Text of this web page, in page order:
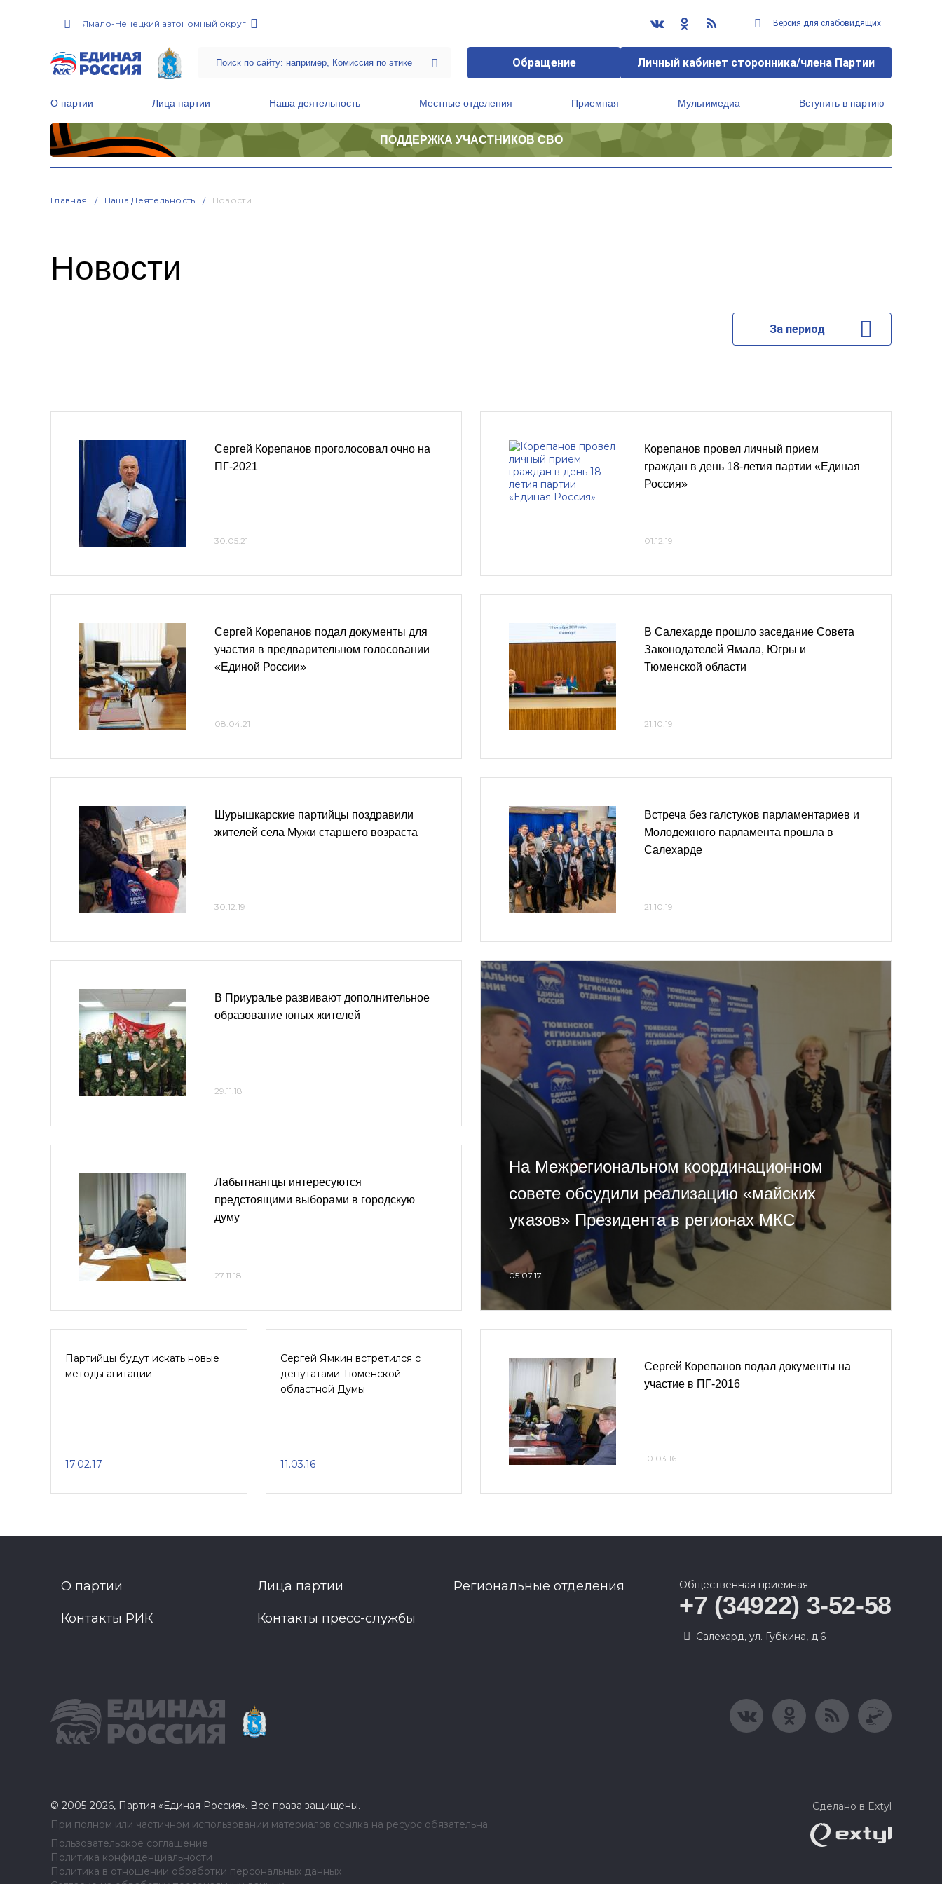
Ямало-Ненецкий автономный округ Версия для слабовидящих
Обращение Личный кабинет сторонника/члена Партии
О партии Лица партии Наша деятельность Местные отделения Приемная Мультимедиа Вступить в партию
ПОДДЕРЖКА УЧАСТНИКОВ СВО
Главная Наша Деятельность Новости
Новости
За период
Сергей Корепанов проголосовал очно на
ПГ-2021
30.05.21
Сергей Корепанов подал документы для
участия в предварительном голосовании
«Единой России»
08.04.21
Шурышкарские партийцы поздравили
жителей села Мужи старшего возраста
30.12.19
Корепанов провел личный прием
граждан в день 18-летия партии «Единая
Россия»
01.12.19
В Салехарде прошло заседание Совета
Законодателей Ямала, Югры и
Тюменской области
21.10.19
Встреча без галстуков парламентариев и
Молодежного парламента прошла в
Салехарде
21.10.19
В Приуралье развивают дополнительное
образование юных жителей
29.11.18
Лабытнангцы интересуются
предстоящими выборами в городскую
думу
27.11.18
На Межрегиональном координационном
совете обсудили реализацию «майских
указов» Президента в регионах МКС
05.07.17
Партийцы будут искать новые
методы агитации
17.02.17
Сергей Ямкин встретился с
депутатами Тюменской
областной Думы
11.03.16
Сергей Корепанов подал документы на
участие в ПГ-2016
10.03.16
О партии Лица партии Региональные отделения
Контакты РИК Контакты пресс-службы
Общественная приемная
+7 (34922) 3-52-58
Салехард, ул. Губкина, д.6
© 2005-2026, Партия «Единая Россия». Все права защищены.
При полном или частичном использовании материалов ссылка на ресурс обязательна.
Пользовательское соглашение
Политика конфиденциальности
Политика в отношении обработки персональных данных
Сделано в Extyl